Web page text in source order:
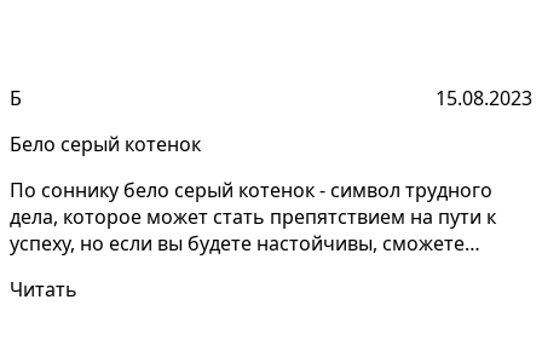
Б
15.08.2023
Бело серый котенок
По соннику бело серый котенок - символ трудного
дела, которое может стать препятствием на пути к
успеху, но если вы будете настойчивы, сможете
Читать